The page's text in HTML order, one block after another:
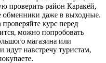
проверить район Каракёй,
обменники даже в выходные.
курс перед
можно попробовать
магазина или
идут навстречу туристам,